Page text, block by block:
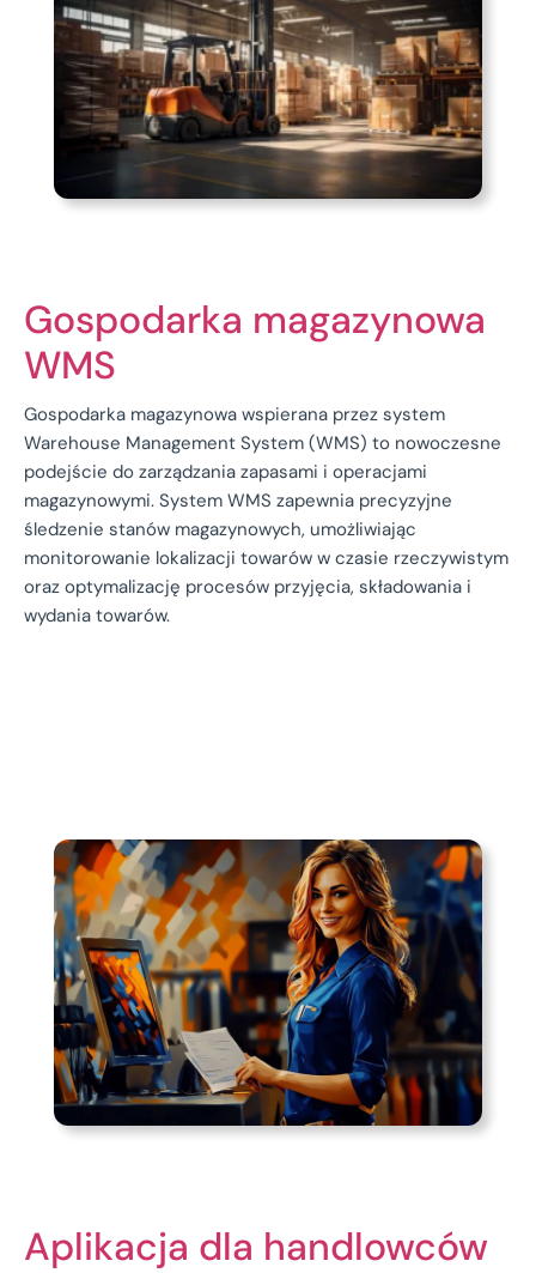
Gospodarka magazynowa
WMS
Gospodarka magazynowa wspierana przez system
Warehouse Management System (WMS) to nowoczesne
podejście do zarządzania zapasami i operacjami
magazynowymi. System WMS zapewnia precyzyjne
śledzenie stanów magazynowych, umożliwiając
monitorowanie lokalizacji towarów w czasie rzeczywistym
oraz optymalizację procesów przyjęcia, składowania i
wydania towarów.
Aplikacja dla handlowców